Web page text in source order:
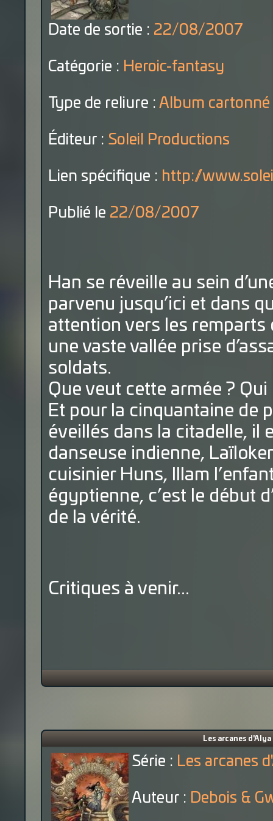
Date de sortie : 22/08/2007
Catégorie : Heroic-fantasy
Type de reliure : Album cartonné
Éditeur : Soleil Productions
Lien spécifique : http://
Publié le 22/08/2007
Han se réveille au sein
parvenu jusqu’ici et dans
attention vers les remparts
une vaste vallée prise
soldats.
Que veut cette armée ?
Et pour la cinquantaine de
éveillés dans la citadelle, il
danseuse indienne,
cuisinier Huns, Illam
égyptienne, c’est le début
de la vérité.
Critiques à venir...
Les arcanes
Série : Les arcanes
Auteur : Debois &